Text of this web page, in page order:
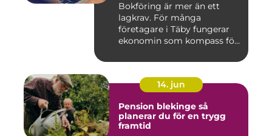
Bokföring är mer än ett
lagkrav. För många
företagare i Täby fungerar
ekonomin som kompass för
14. jun
Pension blekinge så
planerar du för en trygg
framtid